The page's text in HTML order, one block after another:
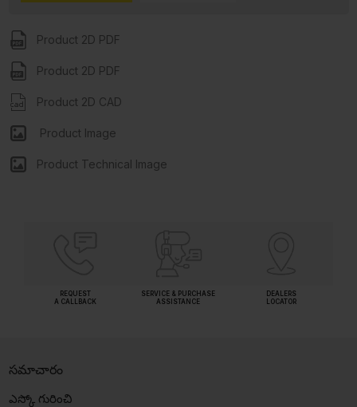
Product 2D PDF
Product 2D PDF
Product 2D CAD
Product Image
Product Technical Image
REQUEST
A CALLBACK
SERVICE & PURCHASE
ASSISTANCE
DEALERS
LOCATOR
సమాచారం
ఎస్కో గురించి